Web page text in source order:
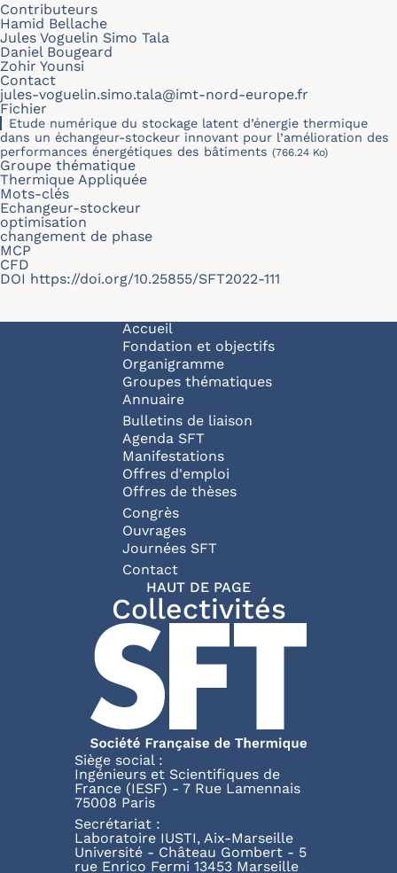
Contributeurs
Hamid Bellache
Jules Voguelin Simo Tala
Daniel Bougeard
Zohir Younsi
Contact
jules-voguelin.simo.tala@imt-nord-europe.fr
Fichier
Etude numérique du stockage latent d’énergie thermique
dans un échangeur-stockeur innovant pour l’amélioration des
performances énergétiques des bâtiments (766.24 Ko)
Groupe thématique
Thermique Appliquée
Mots-clés
Echangeur-stockeur
optimisation
changement de phase
MCP
CFD
DOI https://doi.org/10.25855/SFT2022-111
Navigation principale
Accueil
Fondation et objectifs
Organigramme
Groupes thématiques
Annuaire
Bulletins de liaison
Agenda SFT
Manifestations
Offres d'emploi
Offres de thèses
Congrès
Ouvrages
Journées SFT
Pied de page
Contact
HAUT DE PAGE
Collectivités
Siège social :
Ingénieurs et Scientifiques de
France (IESF) - 7 Rue Lamennais
75008 Paris
Secrétariat :
Laboratoire IUSTI, Aix-Marseille
Université - Château Gombert - 5
rue Enrico Fermi 13453 Marseille